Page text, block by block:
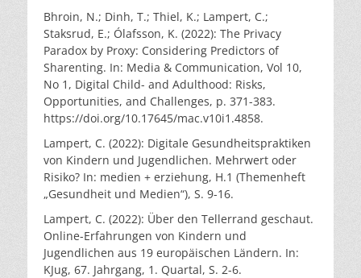
Bhroin, N.; Dinh, T.; Thiel, K.; Lampert, C.;
Staksrud, E.; Ólafsson, K. (2022): The Privacy
Paradox by Proxy: Considering Predictors of
Sharenting. In: Media & Communication, Vol 10,
No 1, Digital Child- and Adulthood: Risks,
Opportunities, and Challenges, p. 371-383.
https://doi.org/10.17645/mac.v10i1.4858.
Lampert, C. (2022): Digitale Gesundheitspraktiken
von Kindern und Jugendlichen. Mehrwert oder
Risiko? In: medien + erziehung, H.1 (Themenheft
„Gesundheit und Medien“), S. 9-16.
Lampert, C. (2022): Über den Tellerrand geschaut.
Online-Erfahrungen von Kindern und
Jugendlichen aus 19 europäischen Ländern. In:
KJug, 67. Jahrgang, 1. Quartal, S. 2-6.